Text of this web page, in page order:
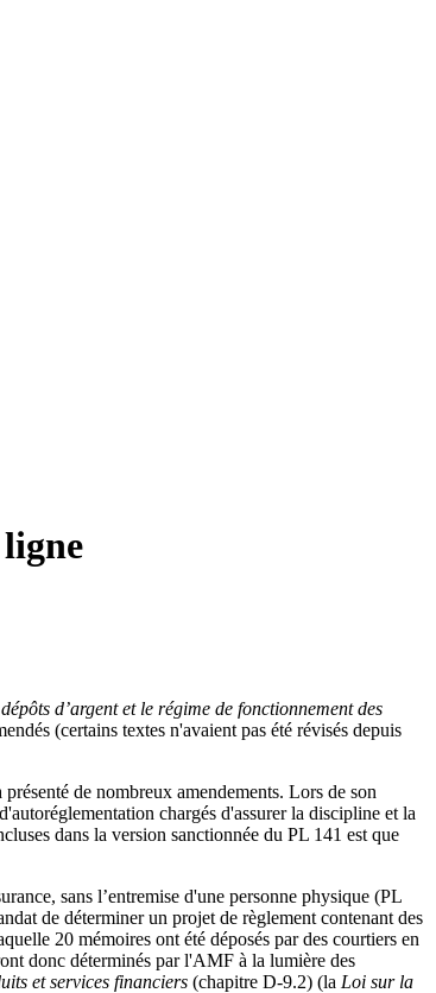
d’argent et le régime de fonctionnement des
(certains textes n'avaient pas été révisés depuis
de nombreux amendements. Lors de son
chargés d'assurer la discipline et la
dans la version sanctionnée du PL 141 est que
sans l’entremise d'une personne physique (PL
de déterminer un projet de règlement contenant des
20 mémoires ont été déposés par des courtiers en
donc déterminés par l'AMF à la lumière des
et services financiers (chapitre D-9.2) (la Loi sur la